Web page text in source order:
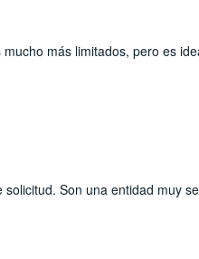
más limitados, pero es
Son una entidad muy